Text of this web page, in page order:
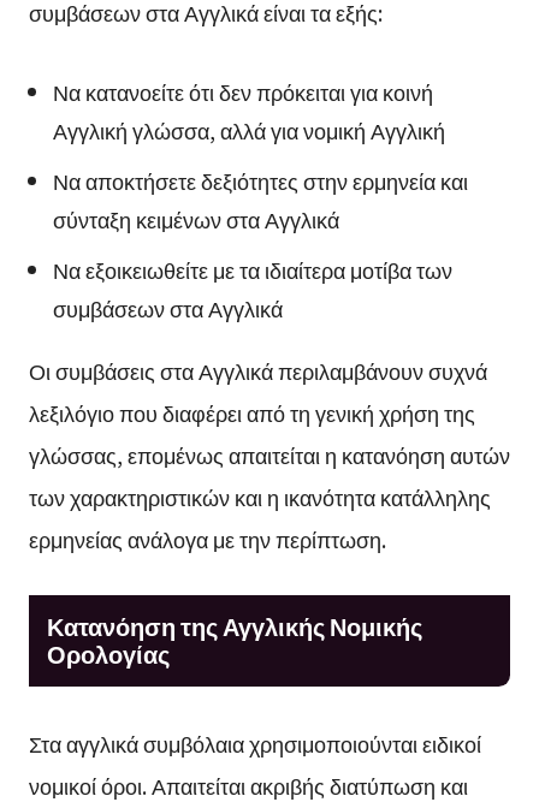
συμβάσεων στα Αγγλικά είναι τα εξής:
Να κατανοείτε ότι δεν πρόκειται για κοινή
Αγγλική γλώσσα, αλλά για νομική Αγγλική
Να αποκτήσετε δεξιότητες στην ερμηνεία και
σύνταξη κειμένων στα Αγγλικά
Να εξοικειωθείτε με τα ιδιαίτερα μοτίβα των
συμβάσεων στα Αγγλικά
Οι συμβάσεις στα Αγγλικά περιλαμβάνουν συχνά
λεξιλόγιο που διαφέρει από τη γενική χρήση της
γλώσσας, επομένως απαιτείται η κατανόηση αυτών
των χαρακτηριστικών και η ικανότητα κατάλληλης
ερμηνείας ανάλογα με την περίπτωση.
Κατανόηση της Αγγλικής Νομικής
Ορολογίας
Στα αγγλικά συμβόλαια χρησιμοποιούνται ειδικοί
νομικοί όροι. Απαιτείται ακριβής διατύπωση και